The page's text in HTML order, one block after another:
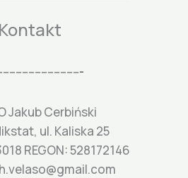
Kontakt
Jakub Cerbiński
ul. Kaliska 25
REGON: 528172146